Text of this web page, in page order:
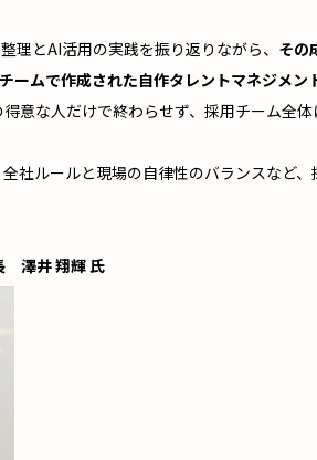
理とAI活用の実践を振り返りながら、 その
ームで作成された自作タレントマネジメン
意な人だけで終わらせず、採用チーム全
社ルールと現場の自律性のバランスなど
澤井 翔輝 氏